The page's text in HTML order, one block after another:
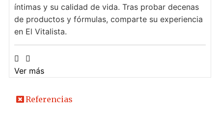
íntimas y su calidad de vida. Tras probar decenas
de productos y fórmulas, comparte su experiencia
en El Vitalista.
Ver más
Referencias